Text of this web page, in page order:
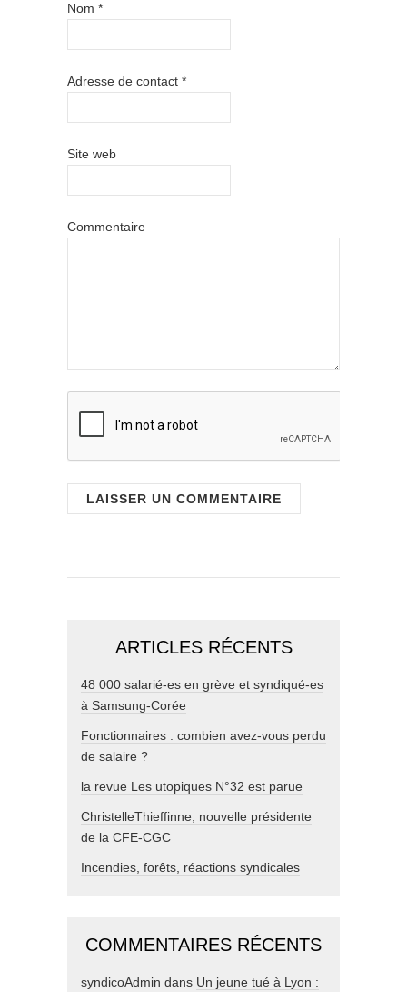
Nom *
Adresse de contact *
Site web
Commentaire
ARTICLES RÉCENTS
48 000 salarié-es en grève et syndiqué-es
à Samsung-Corée
Fonctionnaires : combien avez-vous perdu
de salaire ?
la revue Les utopiques N°32 est parue
ChristelleThieffinne, nouvelle présidente
de la CFE-CGC
Incendies, forêts, réactions syndicales
COMMENTAIRES RÉCENTS
syndicoAdmin dans Un jeune tué à Lyon :